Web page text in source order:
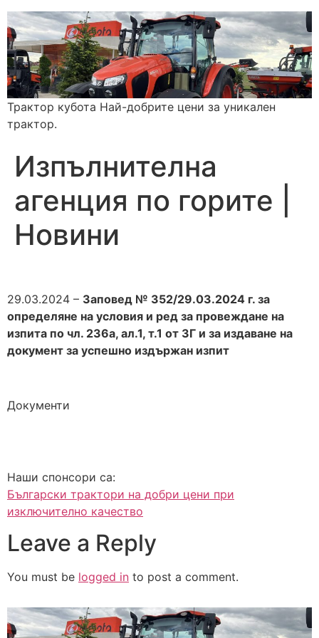
Трактор кубота Най-добрите цени за уникален
трактор.
Изпълнителна
агенция по горите |
Новини
29.03.2024 – Заповед № 352/29.03.2024 г. за
определяне на условия и ред за провеждане на
изпита по чл. 236а, ал.1, т.1 от ЗГ и за издаване на
документ за успешно издържан изпит
Документи
Наши спонсори са:
Български трактори на добри цени при
изключително качество
Leave a Reply
You must be logged in to post a comment.